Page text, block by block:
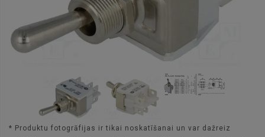
* Produktu fotogrāfijas ir tikai noskatīšanai un var dažreiz